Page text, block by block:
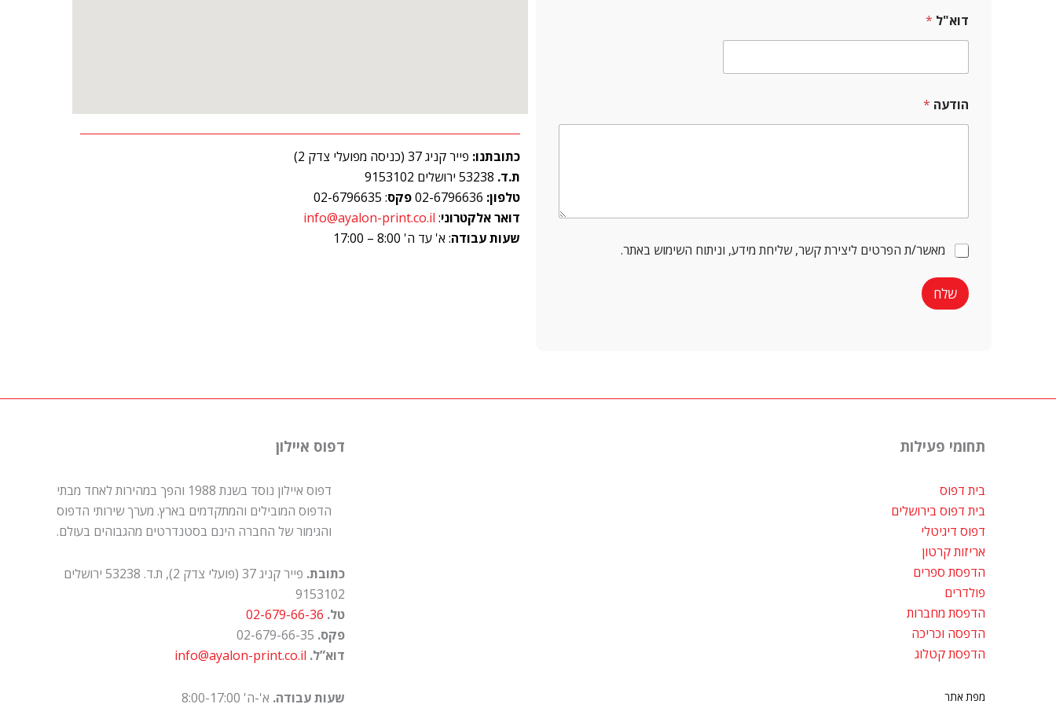
דוא"ל *
הודעה *
מ
ס
ר
ת
מאשר/ת הפרטים ליצירת קשר, שליחת מידע, וניתוח השימוש באתר.
שלח
כתובתנו: פייר קניג 37 (כניסה מפועלי צדק 2)
ת.ד.
טלפון:
פקס: 02-6796635
דואר אלקטרוני:
info@ayalon-print.co.il
שעות עבודה: א' עד ה' 8:00 – 17:00
תחומי פעילות
בית דפוס
בית דפוס בירושלים
דפוס דיגיטלי
אריזות קרטון
הדפסת ספרים
פולדרים
הדפסת מחברות
הדפסה וכריכה
הדפסת קטלוג
מפת אתר
דפוס איילון
דפוס איילון נוסד בשנת 1988 והפך במהירות לאחד מבתי
הדפוס המובילים והמתקדמים בארץ. מערך שירותי הדפוס
והגימור של החברה הינם בסטנדרטים מהגבוהים בעולם.
כתובת.
פייר קניג 37 (פועלי צדק 2), ת.ד. 53238 ירושלים
9153102
טל. 02-679-66-36
פקס.
דוא”ל. info@ayalon-print.co.il
שעות עבודה. א'-ה' 8:00-17:00